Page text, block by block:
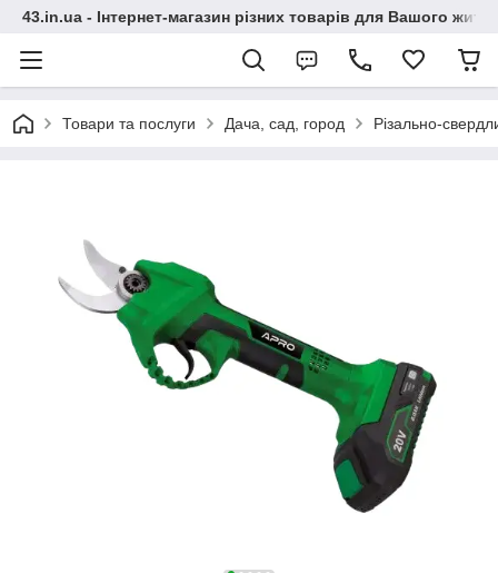
43.in.ua - Інтернет-магазин різних товарів для Вашого
Товари та послуги Дача, сад, город Різально-